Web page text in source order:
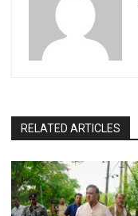
RELATED ARTICLES